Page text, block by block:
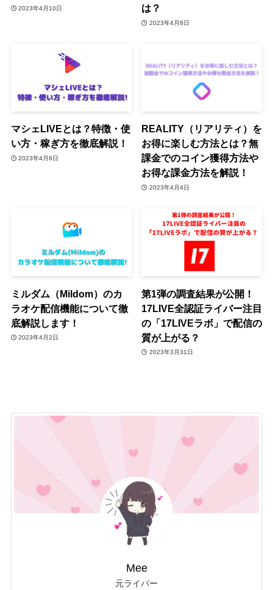
2023年4月10日
は？
2023年4月8日
マシェLIVEとは？特徴・使
い方・稼ぎ方を徹底解説！
2023年4月6日
REALITY（リアリティ）を
お得に楽しむ方法とは？無
課金でのコイン獲得方法や
お得な課金方法を解説！
2023年4月4日
ミルダム（Mildom）のカ
ラオケ配信機能について徹
底解説します！
2023年4月2日
第1弾の調査結果が公開！
17LIVE全認証ライバー注目
の「17LIVEラボ」で配信の
質が上がる？
2023年3月31日
Mee
元ライバー